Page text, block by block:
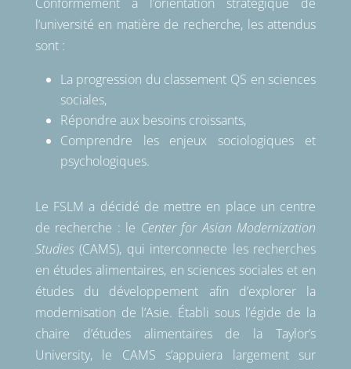
l’université en matière de recherche, les attendus
sont :
La progression du classement QS en sciences
sociales,
Répondre aux besoins croissants,
Comprendre les enjeux sociologiques et
psychologiques.
Le FSLM a décidé de mettre en place un centre
de recherche : le Center for Asian Modernization
Studies(CAMS), qui interconnecte les recherches
en études alimentaires, en sciences sociales et en
études du développement afin d’explorer la
modernisation de l’Asie. Établi sous l’égide de la
chaire d’études alimentaires de la Taylor’s
University, le CAMS s’appuiera largement sur